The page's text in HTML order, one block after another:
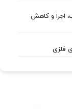
اجرا و کاهش
فلزی